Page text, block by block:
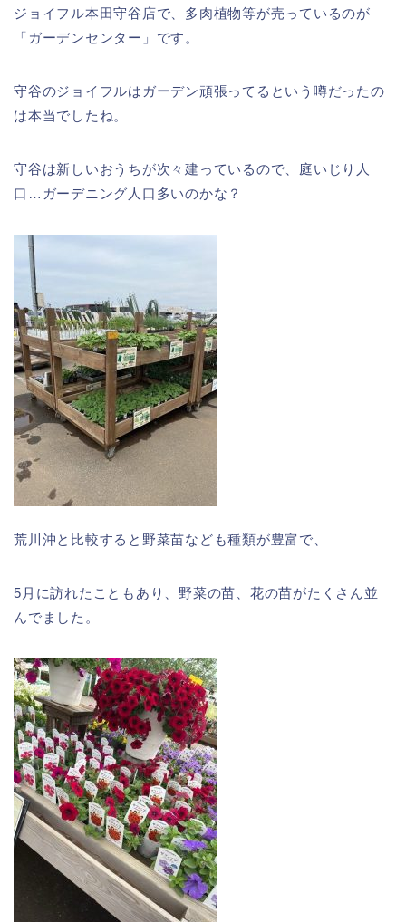
ジョイフル本田守谷店で、多肉植物等が売っているのが
「ガーデンセンター」です。
守谷のジョイフルはガーデン頑張ってるという噂だったの
は本当でしたね。
守谷は新しいおうちが次々建っているので、庭いじり人
口…ガーデニング人口多いのかな？
荒川沖と比較すると野菜苗なども種類が豊富で、
5月に訪れたこともあり、野菜の苗、花の苗がたくさん並
んでました。